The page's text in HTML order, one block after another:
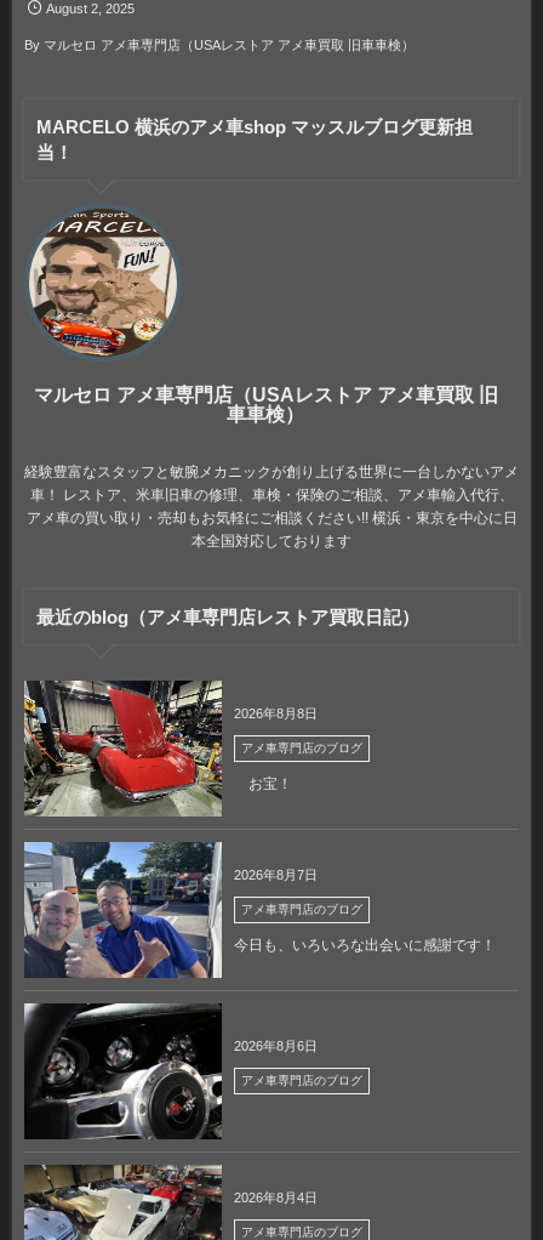
August 2 ,2025
By マルセロ アメ車専門店（USAレストア アメ車買取 旧車車検）
MARCELO 横浜のアメ車shop マッスルブログ更新担
当！
マルセロ アメ車専門店（USAレストア アメ車買取 旧
車車検）
経験豊富なスタッフと敏腕メカニックが創り上げる世界に一台しかないアメ
車！ レストア、米車旧車の修理、車検・保険のご相談、アメ車輸入代行、
アメ車の買い取り・売却もお気軽にご相談ください!! 横浜・東京を中心に日
本全国対応しております
最近のblog（アメ車専門店レストア買取日記）
2026年8月8日
アメ車専門店のブログ
お宝！
2026年8月7日
アメ車専門店のブログ
今日も、いろいろな出会いに感謝です！
2026年8月6日
アメ車専門店のブログ
2026年8月4日
アメ車専門店のブログ